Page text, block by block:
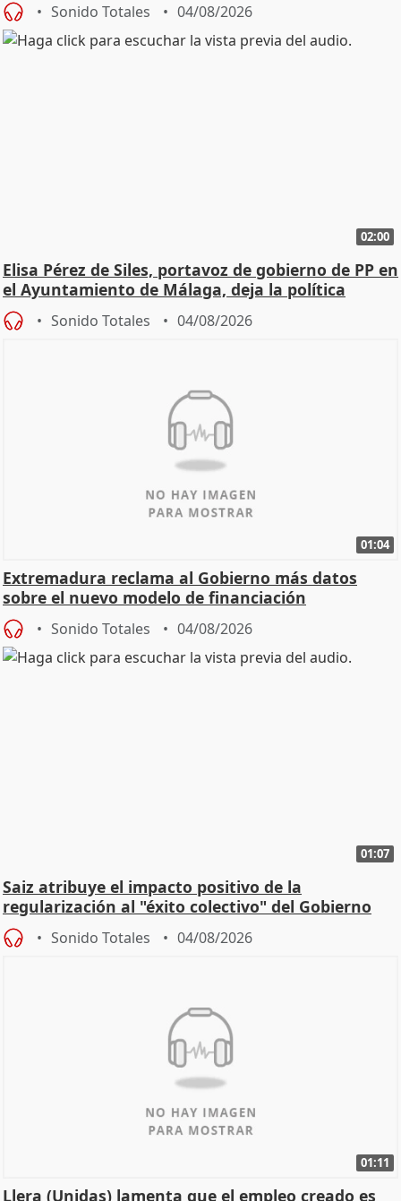
Sonido Totales 04/08/2026
02:00
Elisa Pérez de Siles, portavoz de gobierno de PP en
el Ayuntamiento de Málaga, deja la política
Sonido Totales 04/08/2026
01:04
Extremadura reclama al Gobierno más datos
sobre el nuevo modelo de financiación
Sonido Totales 04/08/2026
01:07
Saiz atribuye el impacto positivo de la
regularización al "éxito colectivo" del Gobierno
Sonido Totales 04/08/2026
01:11
Llera (Unidas) lamenta que el empleo creado es